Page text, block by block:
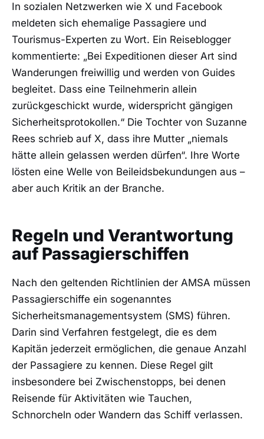
In sozialen Netzwerken wie X und Facebook
meldeten sich ehemalige Passagiere und
Tourismus-Experten zu Wort. Ein Reiseblogger
kommentierte: „Bei Expeditionen dieser Art sind
Wanderungen freiwillig und werden von Guides
begleitet. Dass eine Teilnehmerin allein
zurückgeschickt wurde, widerspricht gängigen
Sicherheitsprotokollen.“ Die Tochter von Suzanne
Rees schrieb auf X, dass ihre Mutter „niemals
hätte allein gelassen werden dürfen“. Ihre Worte
lösten eine Welle von Beileidsbekundungen aus –
aber auch Kritik an der Branche.
Regeln und Verantwortung
auf Passagierschiffen
Nach den geltenden Richtlinien der AMSA müssen
Passagierschiffe ein sogenanntes
Sicherheitsmanagementsystem (SMS) führen.
Darin sind Verfahren festgelegt, die es dem
Kapitän jederzeit ermöglichen, die genaue Anzahl
der Passagiere zu kennen. Diese Regel gilt
insbesondere bei Zwischenstopps, bei denen
Reisende für Aktivitäten wie Tauchen,
Schnorcheln oder Wandern das Schiff verlassen.